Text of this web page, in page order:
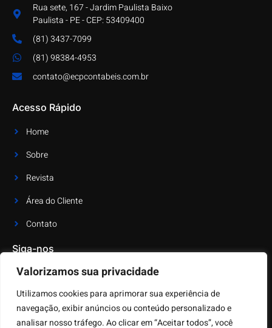
Valorizamos sua privacidade
Utilizamos cookies para aprimorar sua experiência de
navegação, exibir anúncios ou conteúdo personalizado e
analisar nosso tráfego. Ao clicar em “Aceitar todos”, você
Rua sete, 167 - Jardim Paulista Baixo
Paulista - PE - CEP: 53409400
(81) 3437-7099
(81) 98384-4953
contato@ecpcontabeis.com.br
Acesso Rápido
Home
Sobre
Revista
Área do Cliente
Contato
Siga-nos
Receba as últimas notícias e atualizações